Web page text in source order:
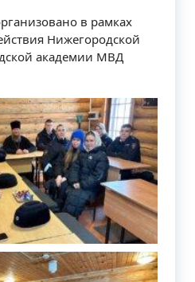
в рамках
Нижегородской
академии МВД